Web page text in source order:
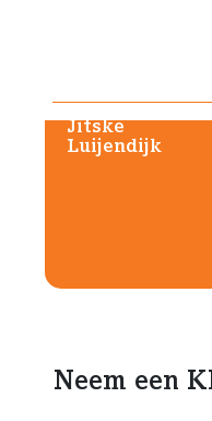
Jitske
Luijendijk
Neem een